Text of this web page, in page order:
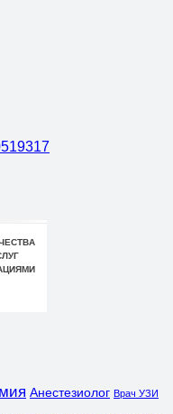
Анестезиолог Врач УЗИ